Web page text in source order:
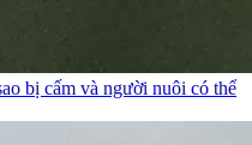
bị cấm và người nuôi có thể